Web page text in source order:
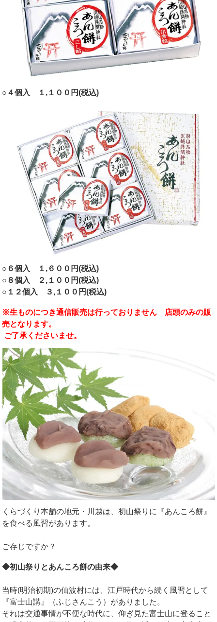
○４個入 １,１００円(税込)
○６個入 １,６００円(税込)
○８個入 ２,１００円(税込)
○１２個入 ３,１００円(税込)
※生ものにつき通信販売は行っておりません 店頭のみの販
売となります。
ご了承くださいませ。
くらづくり本舗の地元・川越は、初山祭りに『あんころ餅』
を食べる風習があります。
ご存じですか？
◆初山祭りとあんころ餅の由来◆
当時(明治初期)の仙波村には、江戸時代から続く風習として
『富士山講』（ふじさんこう）がありました。
それは交通事情が不便な時代に、仰ぎ見た富士山に登ること